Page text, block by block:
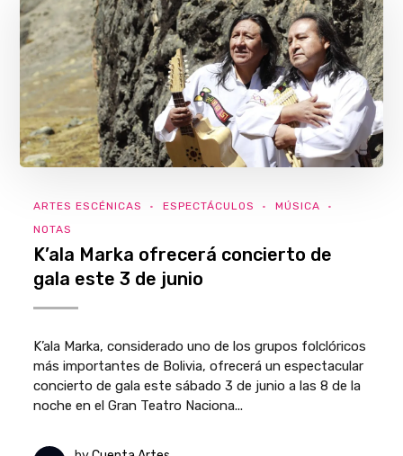
ARTES ESCÉNICAS ESPECTÁCULOS
MÚSICA
NOTAS
K’ala Marka ofrecerá concierto de
gala este 3 de junio
K’ala Marka, considerado uno de los grupos folclóricos
más importantes de Bolivia, ofrecerá un espectacular
concierto de gala este sábado 3 de junio a las 8 de la
noche en el Gran Teatro Naciona...